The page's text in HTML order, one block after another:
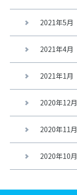
2021年5月
2021年4月
2021年1月
2020年12月
2020年11月
2020年10月